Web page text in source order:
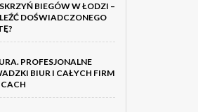
BIEGÓW W ŁODZI –
DOŚWIADCZONEGO
PROFESJONALNE
BIUR I CAŁYCH FIRM